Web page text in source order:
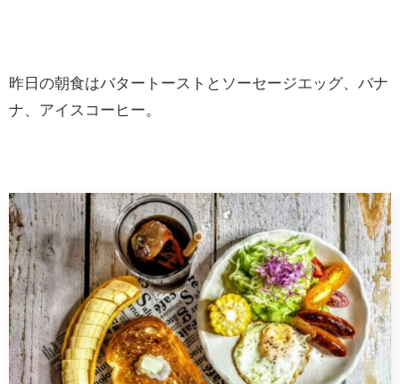
昨日の朝食はバタートーストとソーセージエッグ、バナ
ナ、アイスコーヒー。